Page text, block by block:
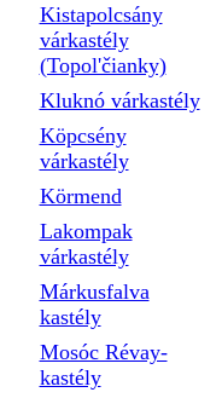
Kistapolcsány
várkastély
(Topol'čianky)
Kluknó várkastély
Köpcsény
várkastély
Körmend
Lakompak
várkastély
Márkusfalva
kastély
Mosóc Révay-
kastély